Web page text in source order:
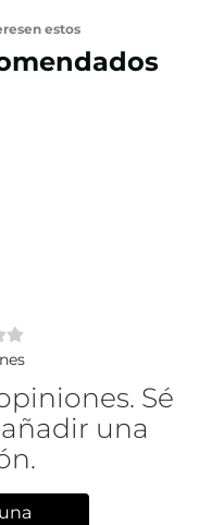
estos
Sé
una